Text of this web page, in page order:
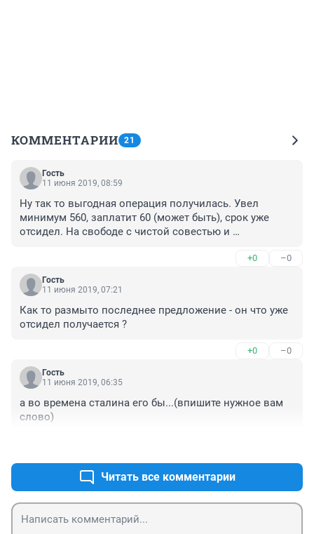
КОММЕНТАРИИ 21
Гость
11 июня 2019, 08:59
Ну так то выгодная операция получилась. Увел
минимум 560, заплатит 60 (может быть), срок уже
отсидел. На свободе с чистой совестью и
+0 –0
Гость
11 июня 2019, 07:21
Как то размыто последнее предложение - он что уже
отсидел получается ?
+0 –0
Гость
11 июня 2019, 06:35
а во времена сталина его бы...(впишите нужное вам
слово)
Читать все комментарии